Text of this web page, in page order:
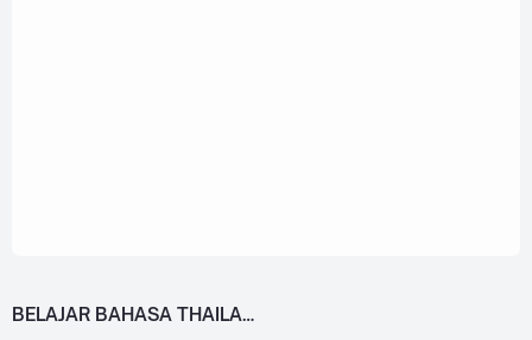
BELAJAR BAHASA THAILAND DARI 0!